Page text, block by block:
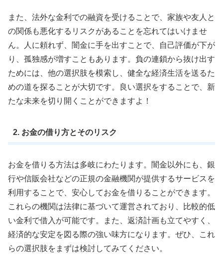
また、法外な金利での融資を受けることで、家族や友人と
の関係も悪化するリスクがあることを忘れてはいけませ
ん。人に頼れず、闇金に手を出すことで、自己評価が下が
り、孤独感が増すこともあります。負の連鎖から抜け出す
ためには、他の選択肢を模索し、健全な経済生活を送るた
めの道を探ることが大切です。良い選択をすることで、新
たな未来を切り開くことができますよ！
2. お金の借り方とそのリスク
お金を借りる方法は多岐にわたります。闇金以外にも、銀
行や信販会社などの正規の金融機関が提供するサービスを
利用することで、安心してお金を借りることができます。
これらの機関は法律に基づいて運営されており、比較的低
い金利で借入が可能です。また、返済計画も立てやすく、
経済的な安定を図る際の強い味方になります。ぜひ、これ
らの選択肢をまずは検討してみてください。